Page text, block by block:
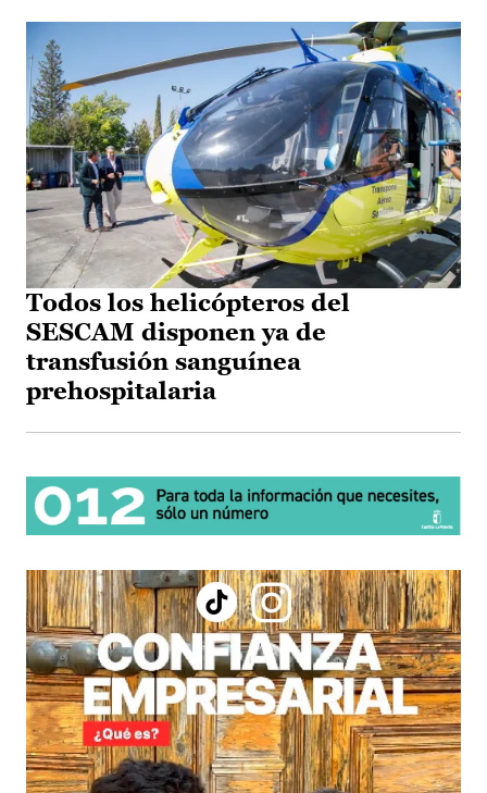
Todos los helicópteros del
SESCAM disponen ya de
transfusión sanguínea
prehospitalaria